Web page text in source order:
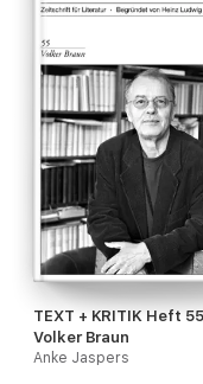
TEXT + KRITIK Heft
Volker Braun
Anke Jaspers